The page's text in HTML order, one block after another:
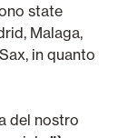
state
Malaga,
in quanto
del nostro